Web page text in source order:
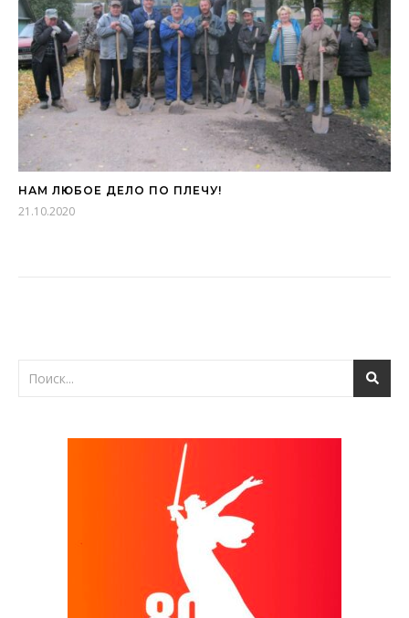
НАМ ЛЮБОЕ ДЕЛО ПО ПЛЕЧУ!
21.10.2020